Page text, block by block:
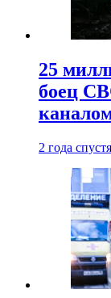
25
боец
2 года спустя